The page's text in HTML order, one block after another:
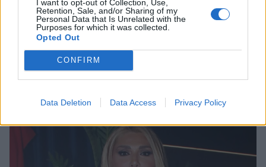
I want to opt-out of Collection, Use,
Retention, Sale, and/or Sharing of my
Personal Data that Is Unrelated with the
Purposes for which it was collected.
Opted Out
CONFIRM
Data Deletion Data Access Privacy Policy
Γιώργος Λιάγκας: Ο καλοκαιρινός
απολογισμός και το αισιόδοξο μήνυμα